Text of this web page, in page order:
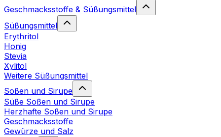
Geschmacksstoffe & Süßungsmittel
Süßungsmittel
Erythritol
Honig
Stevia
Xylitol
Weitere Süßungsmittel
Soßen und Sirupe
Süße Soßen und Sirupe
Herzhafte Soßen und Sirupe
Geschmacksstoffe
Gewürze und Salz